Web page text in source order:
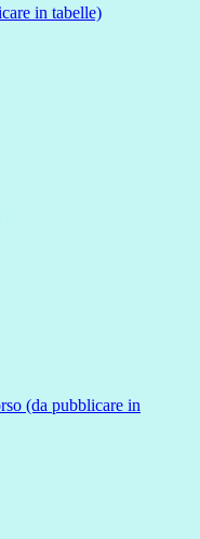
in tabelle)
(da pubblicare in